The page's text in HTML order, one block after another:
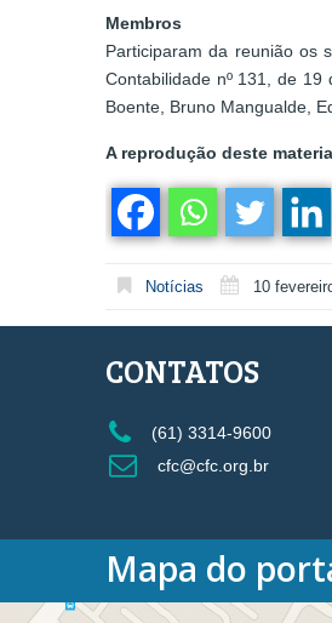
Membros
Participaram da reunião os
Contabilidade nº 131, de
Boente, Bruno Mangualde,
A reprodução deste
Notícias 10
CONTATOS
(61) 3314-9600
cfc@cfc.org.br
Mapa do
HOME